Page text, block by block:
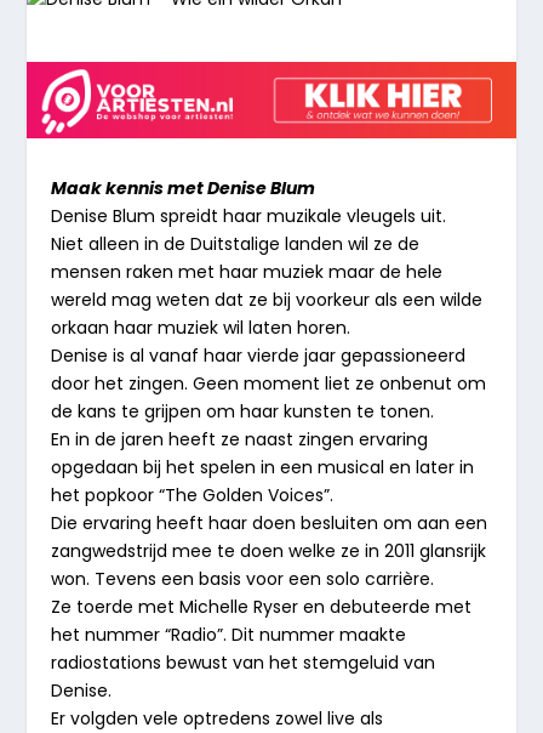
Maak kennis met Denise Blum
Denise Blum spreidt haar muzikale vleugels uit.
Niet alleen in de Duitstalige landen wil ze de
mensen raken met haar muziek maar de hele
wereld mag weten dat ze bij voorkeur als een wilde
orkaan haar muziek wil laten horen.
Denise is al vanaf haar vierde jaar gepassioneerd
door het zingen. Geen moment liet ze onbenut om
de kans te grijpen om haar kunsten te tonen.
En in de jaren heeft ze naast zingen ervaring
opgedaan bij het spelen in een musical en later in
het popkoor “The Golden Voices”.
Die ervaring heeft haar doen besluiten om aan een
zangwedstrijd mee te doen welke ze in 2011 glansrijk
won. Tevens een basis voor een solo carrière.
Ze toerde met Michelle Ryser en debuteerde met
het nummer “Radio”. Dit nummer maakte
radiostations bewust van het stemgeluid van
Denise.
Er volgden vele optredens zowel live als